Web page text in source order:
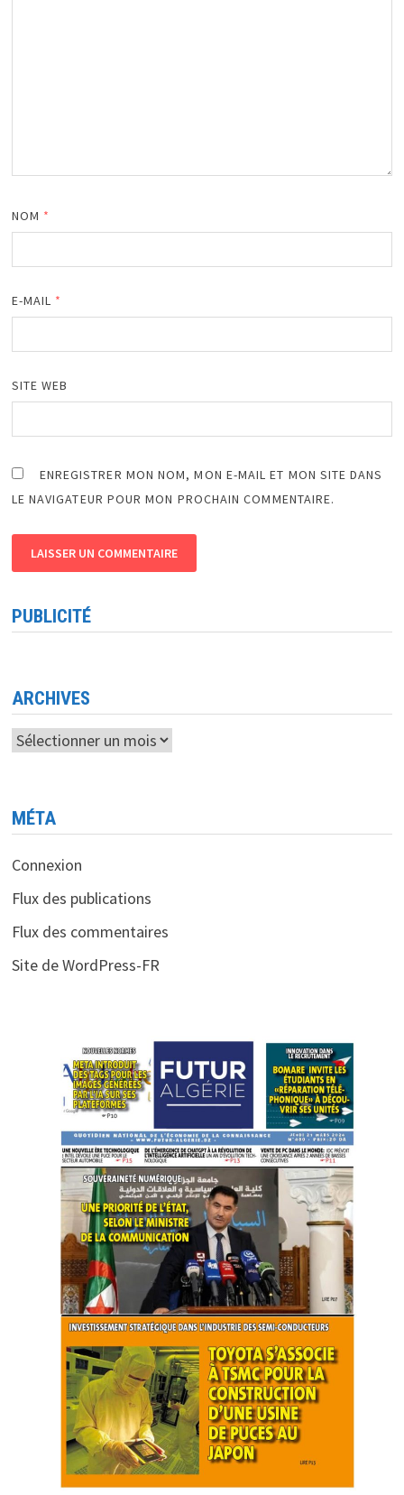
NOM *
E-MAIL *
SITE WEB
ENREGISTRER MON NOM, MON E-MAIL ET MON SITE DANS
LE NAVIGATEUR POUR MON PROCHAIN COMMENTAIRE.
PUBLICITÉ
ARCHIVES
Archives
MÉTA
Connexion
Flux des publications
Flux des commentaires
Site de WordPress-FR